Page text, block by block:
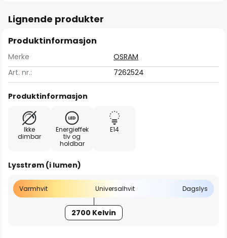
Lignende produkter
Produktinformasjon
Merke
OSRAM
Art. nr.:
7262524
Produktinformasjon
Ikke
dimbar
Energieffek
tiv og
holdbar
E14
Lysstrøm (i lumen)
Varmhvit Universalhvit Dagslys
2700 Kelvin